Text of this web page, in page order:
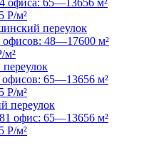
Р/м²
переулок
офисов: 48—17600 м²
м²
офисов: 65—13656 м²
Р/м²
переулок
офис: 65—13656 м²
Р/м²